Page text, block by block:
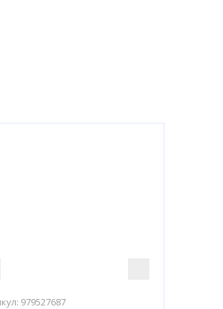
979527687